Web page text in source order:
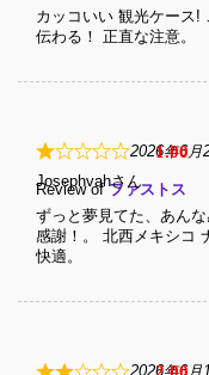
カッコいい 観光ケース!
伝わる！ 正直な注意。
1
2026年6月
Review of ファストス
ずっと夢見てた、あん
感謝！。 北西メキシコ
快適。
Josephvah
2026年6月